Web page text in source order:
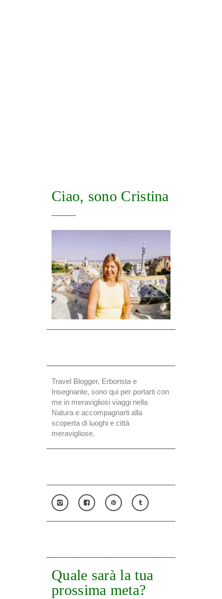
Ciao, sono Cristina
Travel Blogger, Erborista e
Insegnante, sono qui per portarti con
me in meravigliosi viaggi nella
Natura e accompagnarti alla
scoperta di luoghi e città
meravigliose.
Quale sarà la tua
prossima meta?